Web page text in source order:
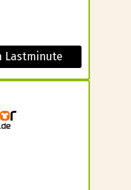
Lastminute